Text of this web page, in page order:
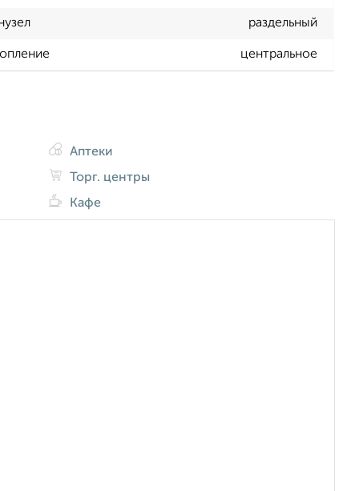
раздельный
центральное
Аптеки
Торг. центры
Кафе